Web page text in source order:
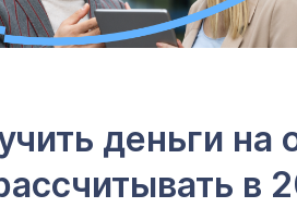
деньги
в